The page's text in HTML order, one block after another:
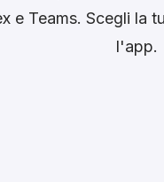
e Teams. Scegli la
l'app.